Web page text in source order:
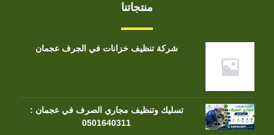
منتجاتنا
شركة تنظيف خزانات في الجرف عجمان
تسليك وتنظيف مجاري الصرف في عجمان :
0501640311